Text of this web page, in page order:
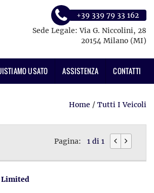
+39 339 79 33 162
Sede Legale: Via G. Niccolini, 28
20154 Milano (MI)
USATO ASSISTENZA CONTATTI
Home / Tutti I Veicoli
Pagina: 1 di 1
Limited